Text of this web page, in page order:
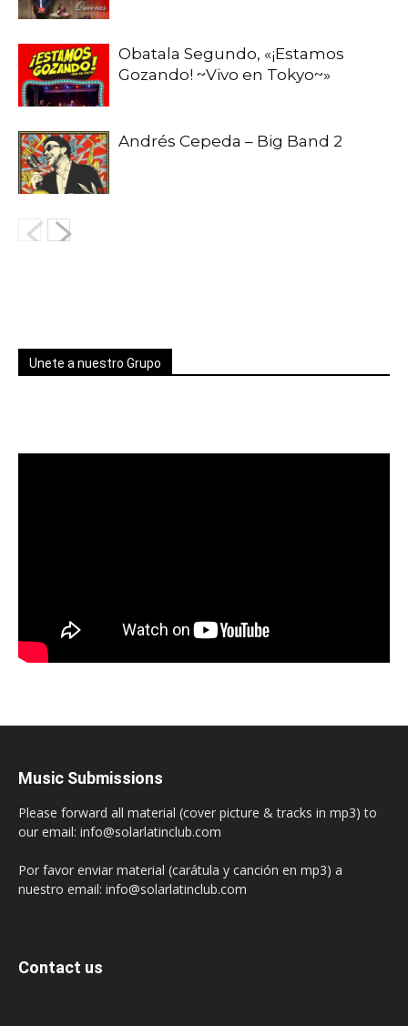
Obatala Segundo, «¡Estamos
Gozando! ~Vivo en Tokyo~»
Andrés Cepeda – Big Band 2
Unete a nuestro Grupo
Music Submissions
Please forward all material (cover picture & tracks in mp3) to
our email: info@solarlatinclub.com
Por favor enviar material (carátula y canción en mp3) a
nuestro email: info@solarlatinclub.com
Contact us